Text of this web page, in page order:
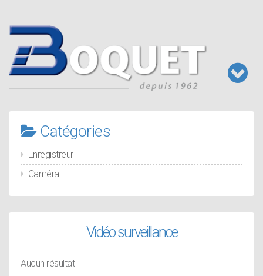
contenu
principal
Catégories
Enregistreur
Caméra
Vidéo surveillance
Aucun résultat